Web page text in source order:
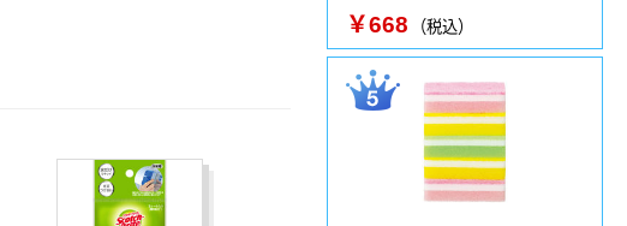
￥668 （税込）